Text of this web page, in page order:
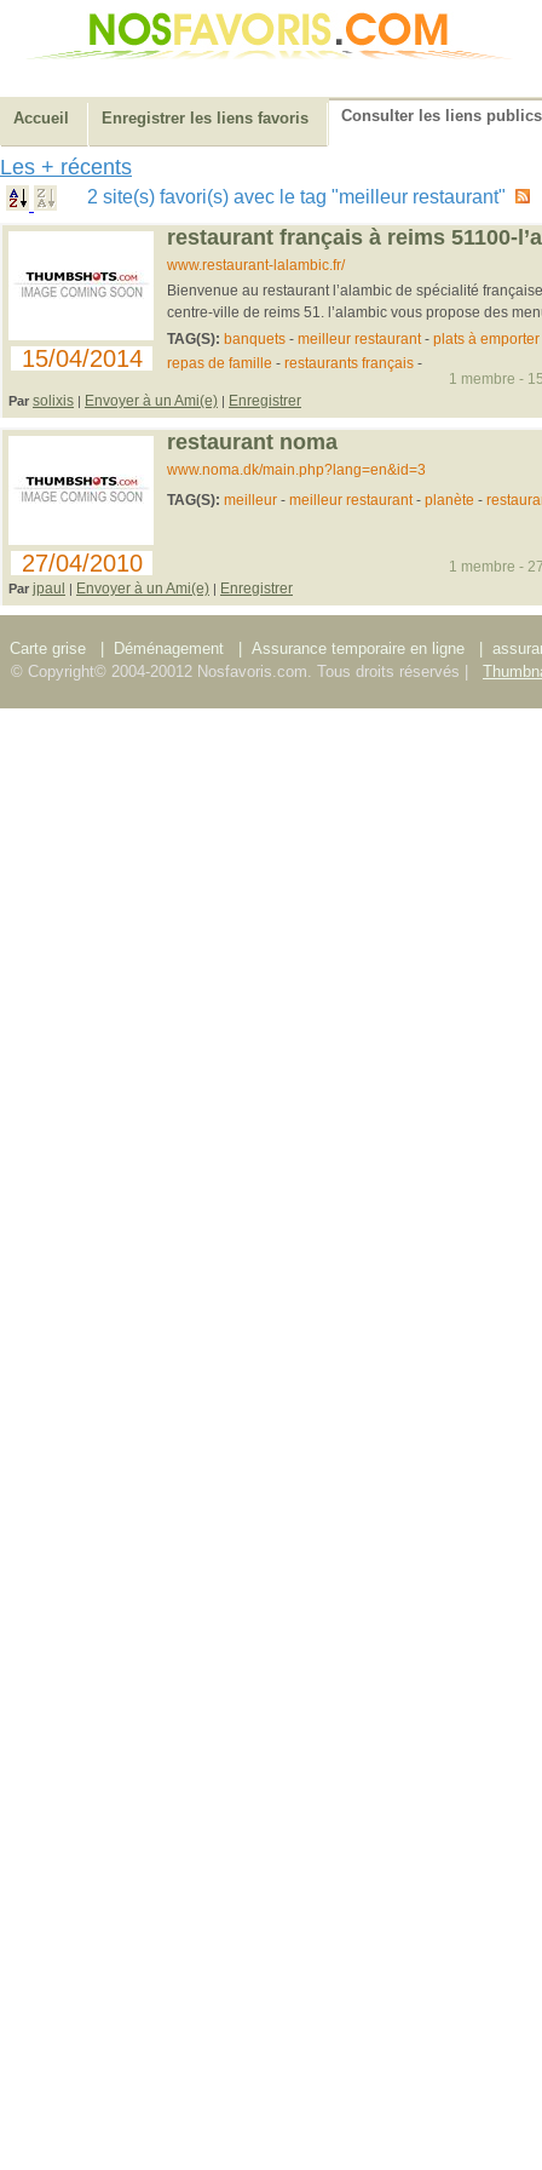
Accueil Enregistrer les liens favoris Consulter les liens publics
Les + récents
2 site(s) favori(s) avec le tag "meilleur restaurant"
15/04/2014
restaurant français à reims 51100-
www.restaurant-lalambic.fr/
Bienvenue au restaurant l’alambic de spécialité
centre-ville de reims 51. l’alambic vous propose des
TAG(S): banquets- meilleur restaurant- plats à emporter
repas de famille - restaurants français-
Par solixis | Envoyer à un Ami(e) | Enregistrer
1 membre -
27/04/2010
restaurant noma
www.noma.dk/main.php?lang=en&id=3
TAG(S): meilleur- meilleur restaurant- planète -
Par jpaul | Envoyer à un Ami(e) | Enregistrer
1 membre -
Carte grise Déménagement Assurance temporaire en ligne
© Copyright© 2004-20012 Nosfavoris.com. Tous droits réservés |